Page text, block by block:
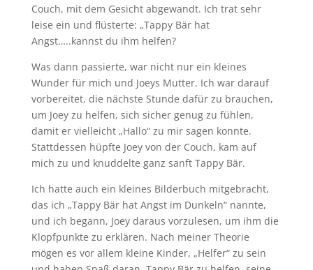
Couch, mit dem Gesicht abgewandt. Ich trat sehr
leise ein und flüsterte: „Tappy Bär hat
Angst…..kannst du ihm helfen?
Was dann passierte, war nicht nur ein kleines
Wunder für mich und Joeys Mutter. Ich war darauf
vorbereitet, die nächste Stunde dafür zu brauchen,
um Joey zu helfen, sich sicher genug zu fühlen,
damit er vielleicht „Hallo“ zu mir sagen konnte.
Stattdessen hüpfte Joey von der Couch, kam auf
mich zu und knuddelte ganz sanft Tappy Bär.
Ich hatte auch ein kleines Bilderbuch mitgebracht,
das ich „Tappy Bär hat Angst im Dunkeln“ nannte,
und ich begann, Joey daraus vorzulesen, um ihm die
Klopfpunkte zu erklären. Nach meiner Theorie
mögen es vor allem kleine Kinder, „Helfer“ zu sein